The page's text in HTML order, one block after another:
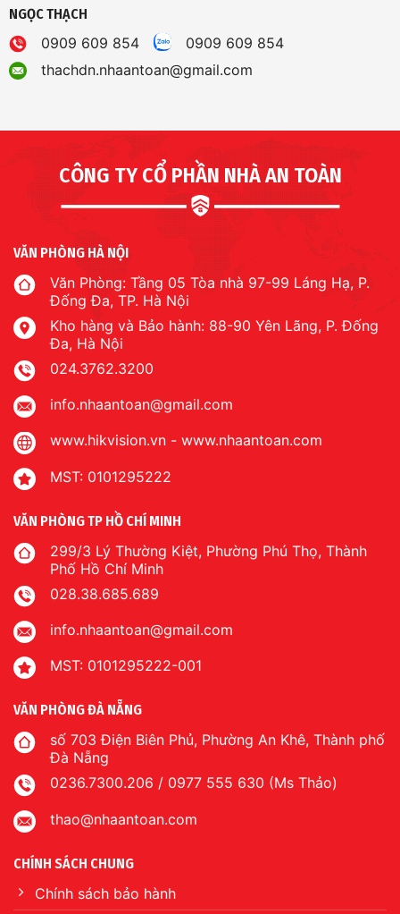
NGỌC THẠCH
0909 609 854
0909 609 854
thachdn.nhaantoan@gmail.com
CÔNG TY CỔ PHẦN NHÀ AN TOÀN
VĂN PHÒNG HÀ NỘI
Văn Phòng: Tầng 05 Tòa nhà 97-99 Láng Hạ, P.
Đống Đa, TP. Hà Nội
Kho hàng và Bảo hành: 88-90 Yên Lãng, P. Đống
Đa, Hà Nội
024.3762.3200
info.nhaantoan@gmail.com
www.hikvision.vn - www.nhaantoan.com
MST: 0101295222
VĂN PHÒNG TP HỒ CHÍ MINH
299/3 Lý Thường Kiệt, Phường Phú Thọ, Thành
Phố Hồ Chí Minh
028.38.685.689
info.nhaantoan@gmail.com
MST: 0101295222-001
VĂN PHÒNG ĐÀ NẴNG
số 703 Điện Biên Phủ, Phường An Khê, Thành phố
Đà Nẵng
0236.7300.206 / 0977 555 630 (Ms Thảo)
thao@nhaantoan.com
CHÍNH SÁCH CHUNG
Chính sách bảo hành